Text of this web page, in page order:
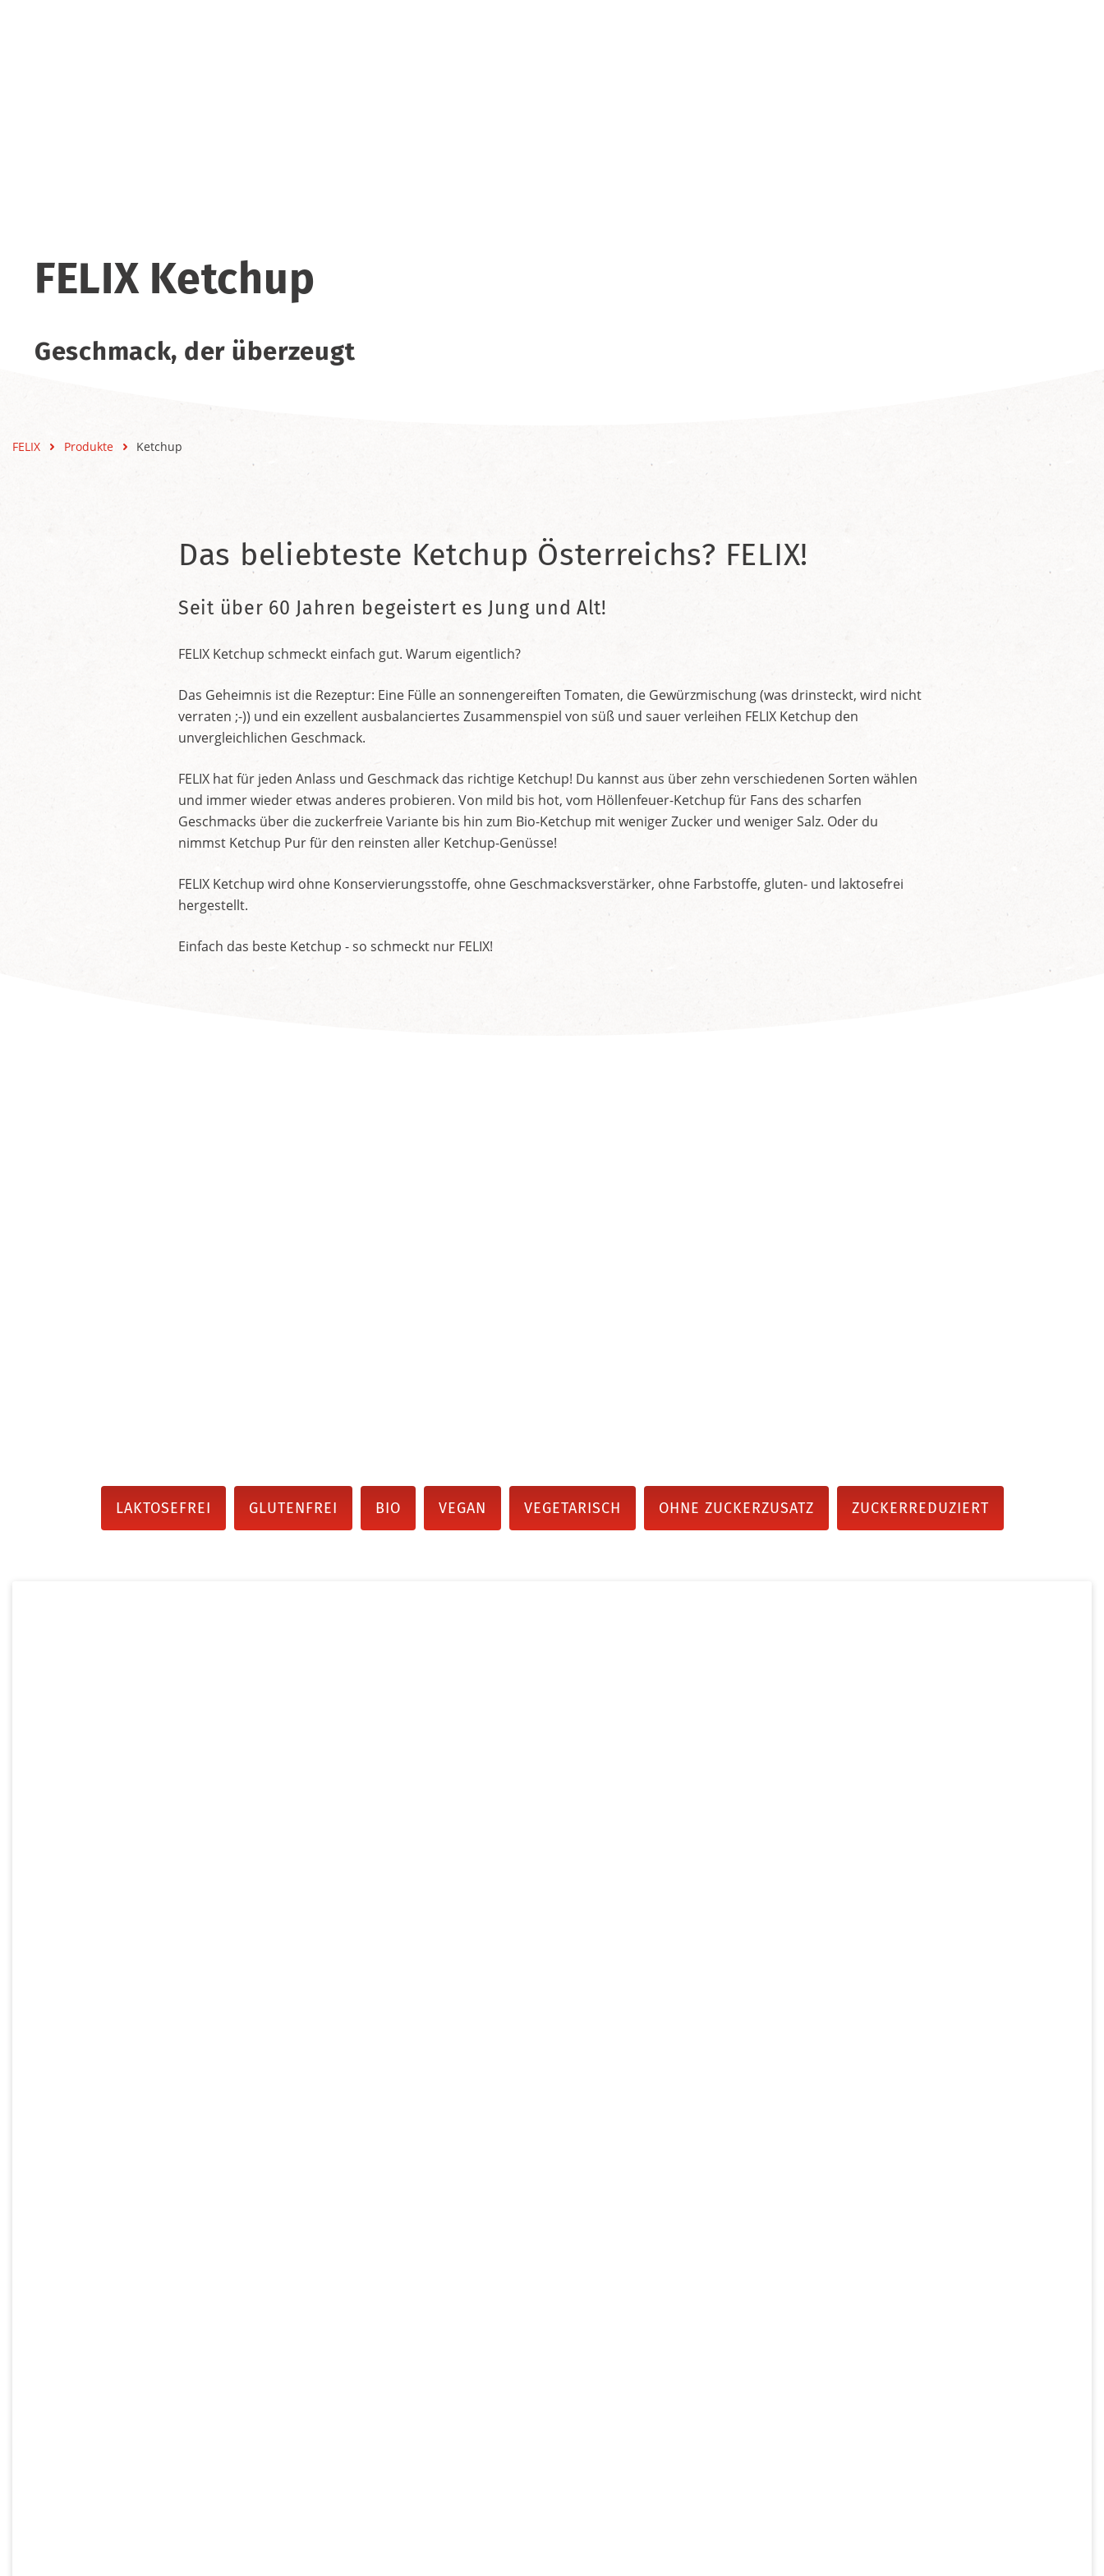
FELIX Ketchup
Geschmack, der überzeugt
FELIX Produkte Ketchup
Das beliebteste Ketchup Österreichs? FELIX!
Seit über 60 Jahren begeistert es Jung und Alt!
FELIX Ketchup schmeckt einfach gut. Warum eigentlich?
Das Geheimnis ist die Rezeptur: Eine Fülle an sonnengereiften Tomaten, die Gewürzmischung (was drinsteckt, wird nicht
verraten ;-)) und ein exzellent ausbalanciertes Zusammenspiel von süß und sauer verleihen FELIX Ketchup den
unvergleichlichen Geschmack.
FELIX hat für jeden Anlass und Geschmack das richtige Ketchup! Du kannst aus über zehn verschiedenen Sorten wählen
und immer wieder etwas anderes probieren. Von mild bis hot, vom Höllenfeuer-Ketchup für Fans des scharfen
Geschmacks über die zuckerfreie Variante bis hin zum Bio-Ketchup mit weniger Zucker und weniger Salz. Oder du
nimmst Ketchup Pur für den reinsten aller Ketchup-Genüsse!
FELIX Ketchup wird ohne Konservierungsstoffe, ohne Geschmacksverstärker, ohne Farbstoffe, gluten- und laktosefrei
hergestellt.
Einfach das beste Ketchup - so schmeckt nur FELIX!
LAKTOSEFREI GLUTENFREI BIO VEGAN VEGETARISCH OHNE ZUCKERZUSATZ ZUCKERREDUZIERT